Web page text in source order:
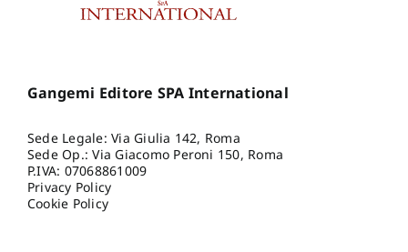
Gangemi Editore SPA International
Sede Legale: Via Giulia 142, Roma
Sede Op.: Via Giacomo Peroni 150, Roma
P.IVA: 07068861009
Privacy Policy
Cookie Policy